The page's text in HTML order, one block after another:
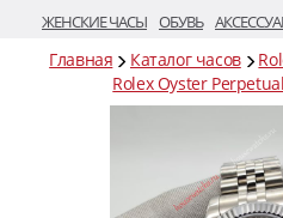
ЖЕНСКИЕ ЧАСЫ ОБУВЬ
Главная Каталог часов
Rolex Oyster